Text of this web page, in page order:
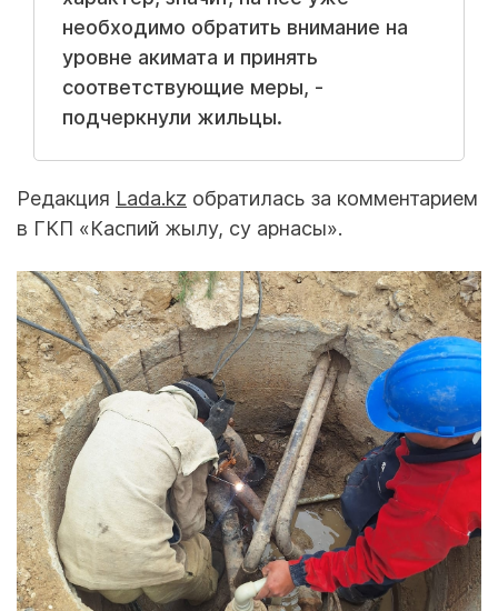
необходимо обратить внимание на
уровне акимата и принять
соответствующие меры, -
подчеркнули жильцы.
Редакция Lada.kz обратилась за комментарием
в ГКП «Каспий жылу, су арнасы».